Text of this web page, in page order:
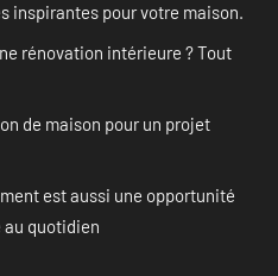
inspirantes pour votre maison.
rénovation intérieure ? Tout
de maison pour un projet
est aussi une opportunité
au quotidien